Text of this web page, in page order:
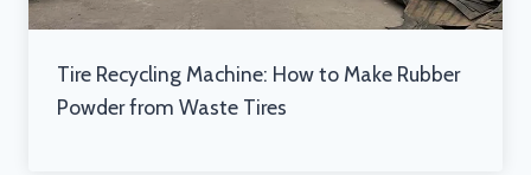
Tire Recycling Machine: How to Make Rubber
Powder from Waste Tires